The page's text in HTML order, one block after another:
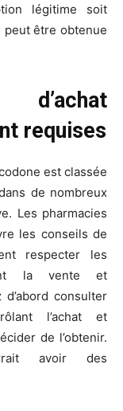
légitime soit
peut être obtenue
requises
est classée
de nombreux
Les pharmacies
les conseils de
respecter les
la vente et
d’abord consulter
l’achat et
de l’obtenir.
avoir des